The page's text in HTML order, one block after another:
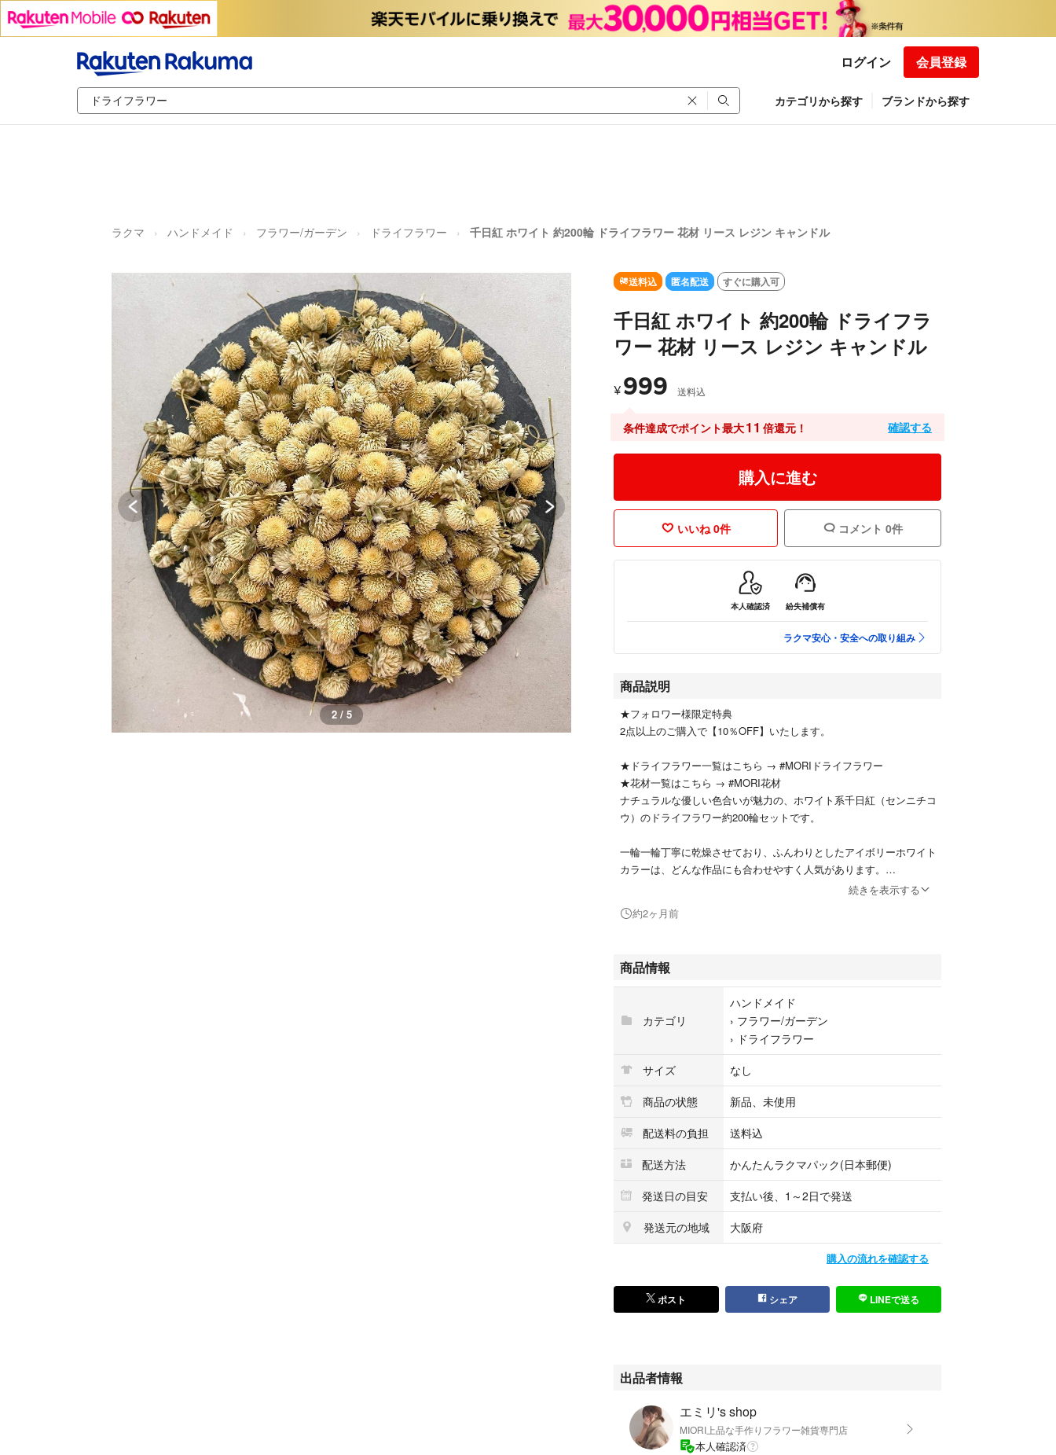
ログイン 会員登録
カテゴリから探す ブランドから探す
ラクマ ハンドメイド フラワー/ガーデン ドライフラワー 千日紅 ホワイト 約200輪 ドライフラワー 花材 リース レジン キャンドル
2 / 5
送料込 匿名配送 すぐに購入可
千日紅 ホワイト 約200輪 ドライフラ
ワー 花材 リース レジン キャンドル
¥ 999 送料込
条件達成でポイント最大11 倍還元！ 確認する
購入に進む
いいね 0件 コメント 0件
本人確認済 紛失補償有
ラクマ安心・安全への取り組み
商品説明
★フォロワー様限定特典
2点以上のご購入で【10％OFF】いたします。
★ドライフラワー一覧はこちら → #MORIドライフラワー
★花材一覧はこちら → #MORI花材
ナチュラルな優しい色合いが魅力の、ホワイト系千日紅（センニチコ
ウ）のドライフラワー約200輪セットです。
一輪一輪丁寧に乾燥させており、ふんわりとしたアイボリーホワイト
カラーは、どんな作品にも合わせやすく人気があります。
ンドル、ウェディング装飾など幅広くお使いいただけます。
いやすく、たっぷり約200輪入りでお得です。
・ホワイト系 千日紅ドライフラワー
【おすすめ用途】
✓ ハーバリウム
✓ レジンアクセサリー
✓ キャンドル制作
✓ ウェディング装飾
✓ インテリア雑貨制作
落ちが発生する場合がございますのでご了承ください。
たっぷり使える大容量セット♪
#センニチコウ
#ドライフラワー
#花材
#ハンドメイド
#レジン
続きを表示する
約2ヶ月前
商品情報
カテゴリ
ハンドメイド
› フラワー/ガーデン
› ドライフラワー
サイズ
なし
商品の状態
新品、未使用
配送料の負担
送料込
配送方法
かんたんラクマパック(日本郵便)
発送日の目安
支払い後、1～2日で発送
発送元の地域
大阪府
購入の流れを確認する
ポスト シェア LINEで送る
出品者情報
エミリ's shop
MIORI上品な手作りフラワー雑貨専門店
本人確認済